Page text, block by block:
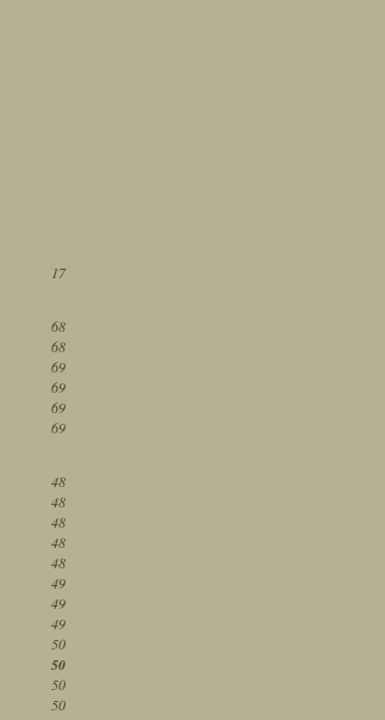
17
68
68
69
69
69
69
48
48
48
48
48
49
49
49
50
50
50
50